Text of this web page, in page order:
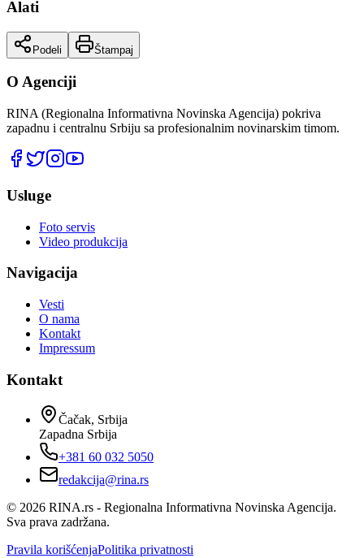
Alati
Podeli Štampaj
O Agenciji
RINA (Regionalna Informativna Novinska Agencija) pokriva
zapadnu i centralnu Srbiju sa profesionalnim novinarskim timom.
Usluge
Foto servis
Video produkcija
Navigacija
Vesti
O nama
Kontakt
Impressum
Kontakt
Čačak, Srbija
Zapadna Srbija
+381 60 032 5050
redakcija@rina.rs
© 2026 RINA.rs - Regionalna Informativna Novinska Agencija.
Sva prava zadržana.
Pravila korišćenjaPolitika privatnosti